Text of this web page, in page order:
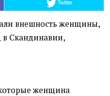
Twitter
внешность женщины,
в Скандинавии,
женщина